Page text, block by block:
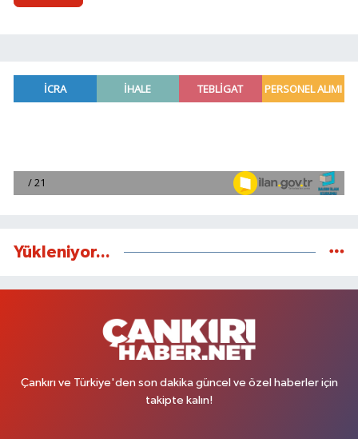
Yükleniyor...
Çankırı ve Türkiye'den son dakika güncel ve özel haberler için
takipte kalın!